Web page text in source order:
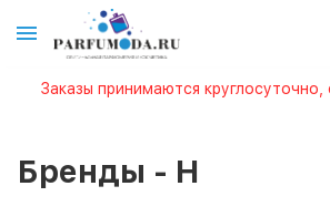
Заказы принимаются
Бренды - H